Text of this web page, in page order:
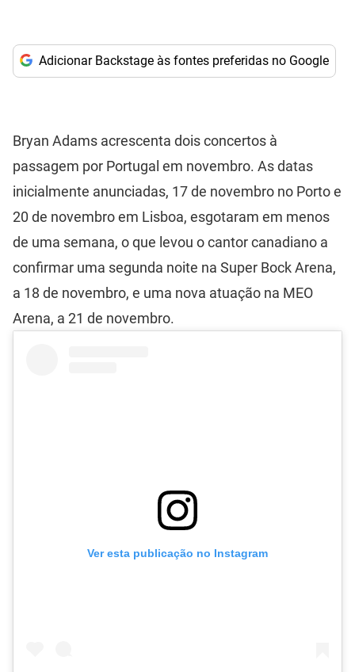
Adicionar Backstage às fontes preferidas no Google
Bryan Adams acrescenta dois concertos à
passagem por Portugal em novembro. As datas
inicialmente anunciadas, 17 de novembro no Porto e
20 de novembro em Lisboa, esgotaram em menos
de uma semana, o que levou o cantor canadiano a
confirmar uma segunda noite na Super Bock Arena,
a 18 de novembro, e uma nova atuação na MEO
Arena, a 21 de novembro.
Ver esta publicação no Instagram